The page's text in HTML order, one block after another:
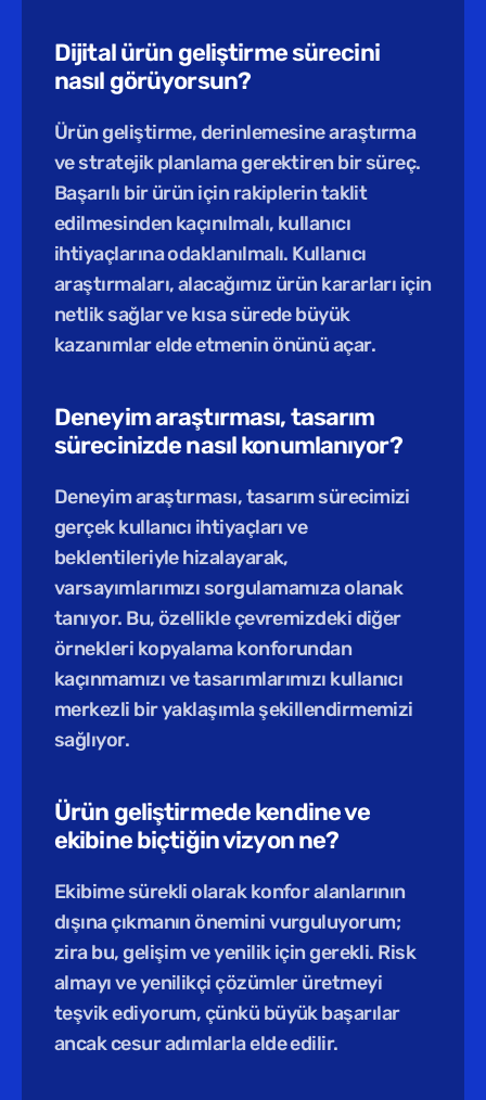
Dijital ürün geliştirme sürecini
nasıl görüyorsun?
Ürün geliştirme, derinlemesine araştırma
ve stratejik planlama gerektiren bir süreç.
Başarılı bir ürün için rakiplerin taklit
edilmesinden kaçınılmalı, kullanıcı
ihtiyaçlarına odaklanılmalı. Kullanıcı
araştırmaları, alacağımız ürün kararları için
netlik sağlar ve kısa sürede büyük
kazanımlar elde etmenin önünü açar.
Deneyim araştırması, tasarım
sürecinizde nasıl konumlanıyor?
Deneyim araştırması, tasarım sürecimizi
gerçek kullanıcı ihtiyaçları ve
beklentileriyle hizalayarak,
varsayımlarımızı sorgulamamıza olanak
tanıyor. Bu, özellikle çevremizdeki diğer
örnekleri kopyalama konforundan
kaçınmamızı ve tasarımlarımızı kullanıcı
merkezli bir yaklaşımla şekillendirmemizi
sağlıyor.
Ürün geliştirmede kendine ve
ekibine biçtiğin vizyon ne?
Ekibime sürekli olarak konfor alanlarının
dışına çıkmanın önemini vurguluyorum;
zira bu, gelişim ve yenilik için gerekli. Risk
almayı ve yenilikçi çözümler üretmeyi
teşvik ediyorum, çünkü büyük başarılar
ancak cesur adımlarla elde edilir.